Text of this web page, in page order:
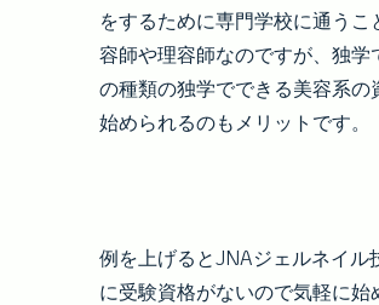
をするために専門学校に通う
容師や理容師なのですが、独
の種類の独学でできる美容系の
始められるのもメリットです。
例を上げるとJNAジェルネイル
に受験資格がないので気軽に